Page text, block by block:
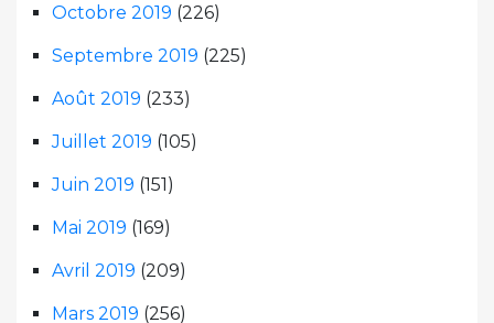
Octobre 2019 (226)
Septembre 2019 (225)
Août 2019 (233)
Juillet 2019 (105)
Juin 2019 (151)
Mai 2019 (169)
Avril 2019 (209)
Mars 2019 (256)